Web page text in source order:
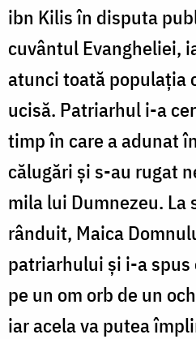
ibn Kilis în disputa
cuvântul Evangheliei,
atunci toată populația
ucisă. Patriarhul i-a
timp în care a adunat
călugări și s-au rugat
mila lui Dumnezeu.
rânduit, Maica
patriarhului și i-a spus
pe un om orb de un
iar acela va putea